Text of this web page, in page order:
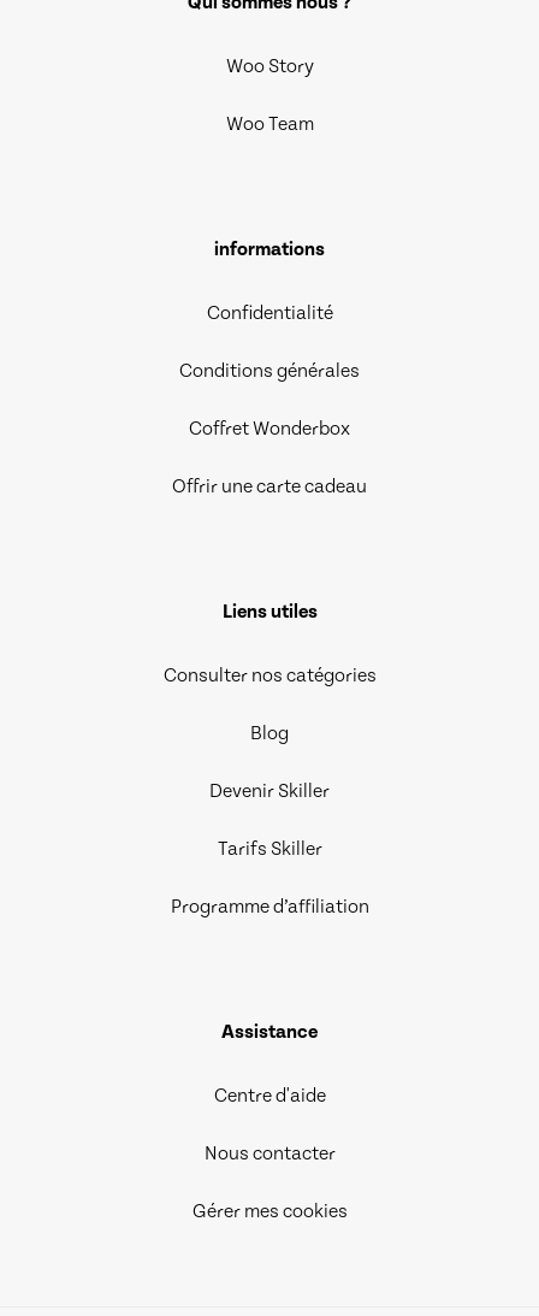
Woo Story
Woo Team
informations
Confidentialité
Conditions générales
Coffret Wonderbox
Offrir une carte cadeau
Liens utiles
Consulter nos catégories
Blog
Devenir Skiller
Tarifs Skiller
Programme d’affiliation
Assistance
Centre d'aide
Nous contacter
Gérer mes cookies